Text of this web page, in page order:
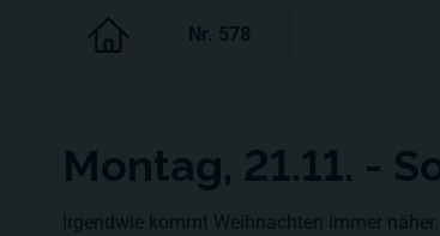
Nr. 578
Montag, 21.11. -
Irgendwie kommt Weihnachten immer näher.